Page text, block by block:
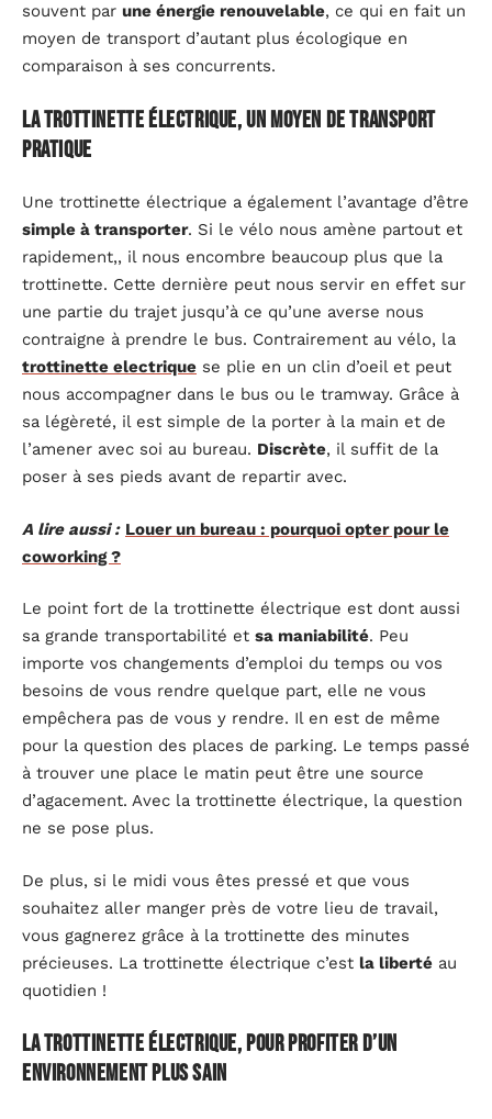
souvent par une énergie renouvelable, ce qui en fait un
moyen de transport d’autant plus écologique en
comparaison à ses concurrents.
La trottinette électrique, un moyen de transport
pratique
Une trottinette électrique a également l’avantage d’être
simple à transporter. Si le vélo nous amène partout et
rapidement,, il nous encombre beaucoup plus que la
trottinette. Cette dernière peut nous servir en effet sur
une partie du trajet jusqu’à ce qu’une averse nous
contraigne à prendre le bus. Contrairement au vélo, la
trottinette electrique se plie en un clin d’oeil et peut
nous accompagner dans le bus ou le tramway. Grâce à
sa légèreté, il est simple de la porter à la main et de
l’amener avec soi au bureau. Discrète, il suffit de la
poser à ses pieds avant de repartir avec.
A lire aussi : Louer un bureau : pourquoi opter pour le
coworking ?
Le point fort de la trottinette électrique est dont aussi
sa grande transportabilité et sa maniabilité. Peu
importe vos changements d’emploi du temps ou vos
besoins de vous rendre quelque part, elle ne vous
empêchera pas de vous y rendre. Il en est de même
pour la question des places de parking. Le temps passé
à trouver une place le matin peut être une source
d’agacement. Avec la trottinette électrique, la question
ne se pose plus.
De plus, si le midi vous êtes pressé et que vous
souhaitez aller manger près de votre lieu de travail,
vous gagnerez grâce à la trottinette des minutes
précieuses. La trottinette électrique c’est la liberté au
quotidien !
La trottinette électrique, pour profiter d’un
environnement plus sain